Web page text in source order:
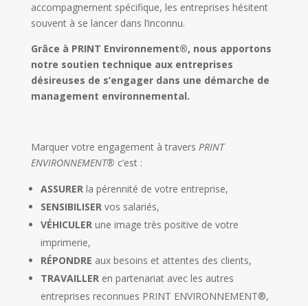
accompagnement spécifique, les entreprises hésitent
souvent à se lancer dans l’inconnu.
Grâce à PRINT Environnement®, nous apportons
notre soutien technique aux entreprises
désireuses de s’engager dans une démarche de
management environnemental.
Marquer votre engagement à travers PRINT
ENVIRONNEMENT® c’est :
ASSURERla pérennité de votre entreprise,
SENSIBILISERvos salariés,
VÉHICULERune image très positive de votre
imprimerie,
RÉPONDRE aux besoins et attentes des clients,
TRAVAILLER en partenariat avec les autres
entreprises reconnues PRINT ENVIRONNEMENT®,